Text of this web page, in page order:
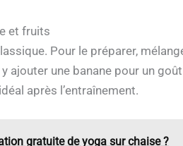
et fruits
Pour le préparer,
ajouter une banane pour un
après l’entraînement.
gratuite de yoga sur chaise ?